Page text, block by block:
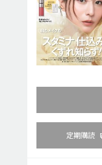
定期購読